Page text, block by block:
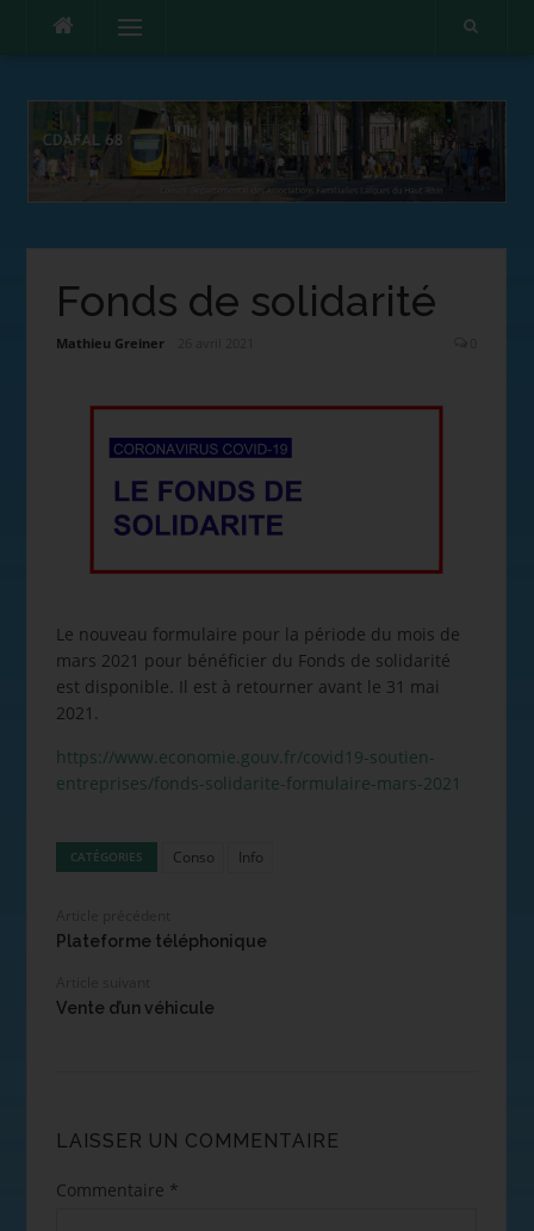
Menu
Fonds de solidarité
Mathieu Greiner
Le nouveau formulaire pour la période du mois de
mars 2021 pour bénéficier du Fonds de solidarité
est disponible. Il est à retourner avant le 31 mai
2021.
https://www.economie.gouv.fr/covid19-soutien-
entreprises/fonds-solidarite-formulaire-mars-2021
CATÉGORIES Conso Info
Plateforme téléphonique
Vente d’un véhicule
LAISSER UN COMMENTAIRE
Commentaire *